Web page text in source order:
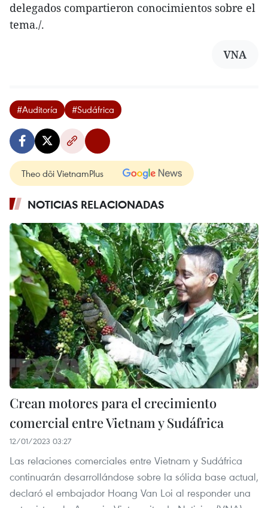
delegados compartieron conocimientos sobre el
tema./.
VNA
#Auditoría #Sudáfrica
Theo dõi VietnamPlus
NOTICIAS RELACIONADAS
Crean motores para el crecimiento
comercial entre Vietnam y Sudáfrica
12/01/2023 03:27
Las relaciones comerciales entre Vietnam y Sudáfrica
continuarán desarrollándose sobre la sólida base actual,
declaró el embajador Hoang Van Loi al responder una